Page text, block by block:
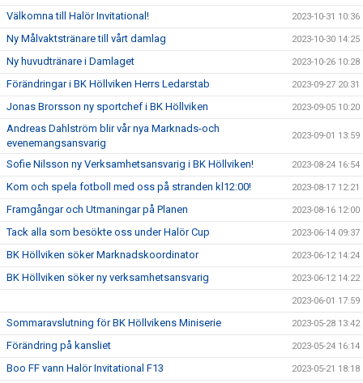
Välkomna till Halör Invitational! 2023-10-31 10:36
Ny Målvaktstränare till vårt damlag 2023-10-30 14:25
Ny huvudtränare i Damlaget 2023-10-26 10:28
Förändringar i BK Höllviken Herrs Ledarstab 2023-09-27 20:31
Jonas Brorsson ny sportchef i BK Höllviken 2023-09-05 10:20
Andreas Dahlström blir vår nya Marknads-och
evenemangsansvarig
2023-09-01 13:59
Sofie Nilsson ny Verksamhetsansvarig i BK Höllviken! 2023-08-24 16:54
Kom och spela fotboll med oss på stranden kl12:00! 2023-08-17 12:21
Framgångar och Utmaningar på Planen 2023-08-16 12:00
Tack alla som besökte oss under Halör Cup 2023-06-14 09:37
BK Höllviken söker Marknadskoordinator 2023-06-12 14:24
BK Höllviken söker ny verksamhetsansvarig 2023-06-12 14:22
2023-06-01 17:59
Sommaravslutning för BK Höllvikens Miniserie 2023-05-28 13:42
Förändring på kansliet 2023-05-24 16:14
Boo FF vann Halör Invitational F13 2023-05-21 18:18